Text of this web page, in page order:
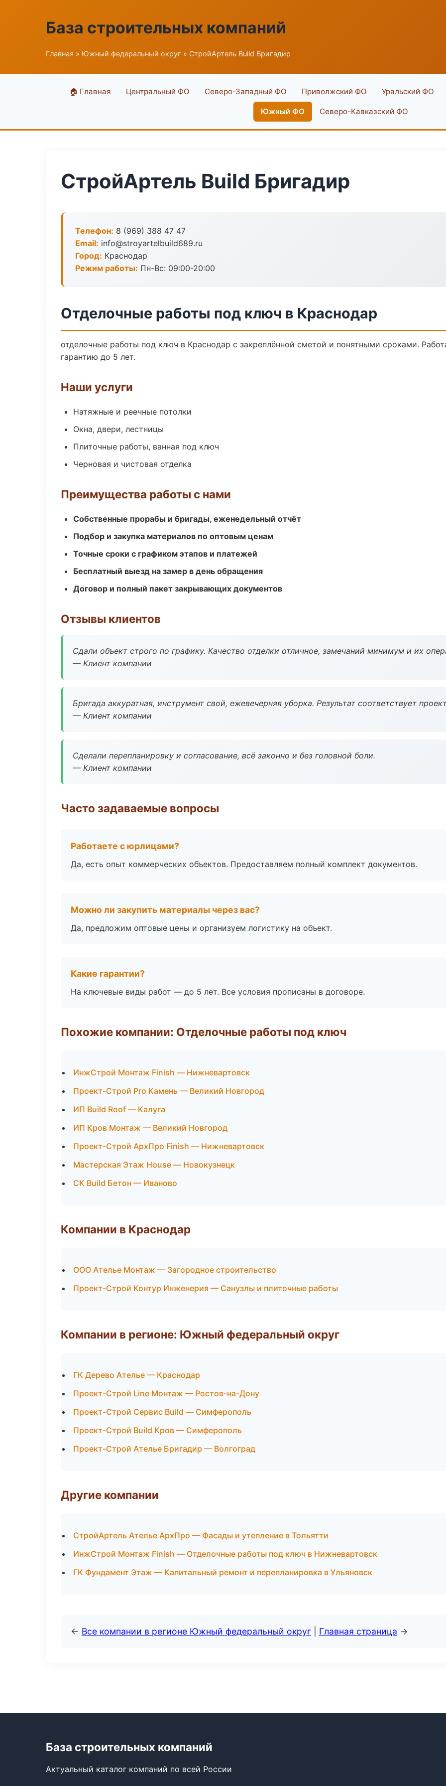
База строительных компаний
Главная » Южный федеральный округ » СтройАртель Build Бригадир
🏠 Главная Центральный ФО Северо-Западный ФО Приволжский ФО Уральский ФО
Южный ФО Северо-Кавказский ФО
СтройАртель Build Бригадир
Телефон: 8 (969) 388 47 47
Email: info@stroyartelbuild689.ru
Город: Краснодар
Режим работы: Пн-Вс: 09:00-20:00
Отделочные работы под ключ в Краснодар
отделочные работы под ключ в Краснодар с закреплённой сметой и понятными сроками.
гарантию до 5 лет.
Наши услуги
Натяжные и реечные потолки
Окна, двери, лестницы
Плиточные работы, ванная под ключ
Черновая и чистовая отделка
Преимущества работы с нами
Собственные прорабы и бригады, еженедельный отчёт
Подбор и закупка материалов по оптовым ценам
Точные сроки с графиком этапов и платежей
Бесплатный выезд на замер в день обращения
Договор и полный пакет закрывающих документов
Отзывы клиентов
Сдали объект строго по графику. Качество отделки отличное, замечаний минимум и их
— Клиент компании
Бригада аккуратная, инструмент свой, ежевечерняя уборка. Результат соответствует
— Клиент компании
Сделали перепланировку и согласование, всё законно и без головной боли.
— Клиент компании
Часто задаваемые вопросы
Работаете с юрлицами?
Да, есть опыт коммерческих объектов. Предоставляем полный комплект документов.
Можно ли закупить материалы через вас?
Да, предложим оптовые цены и организуем логистику на объект.
Какие гарантии?
На ключевые виды работ — до 5 лет. Все условия прописаны в договоре.
Похожие компании: Отделочные работы под ключ
ИнжСтрой Монтаж Finish — Нижневартовск
Проект-Строй Pro Камень — Великий Новгород
ИП Build Roof — Калуга
ИП Кров Монтаж — Великий Новгород
Проект-Строй АрхПро Finish — Нижневартовск
Мастерская Этаж House — Новокузнецк
СК Build Бетон — Иваново
Компании в Краснодар
ООО Ателье Монтаж — Загородное строительство
Проект-Строй Контур Инженерия — Санузлы и плиточные работы
Компании в регионе: Южный федеральный округ
ГК Дерево Ателье — Краснодар
Проект-Строй Line Монтаж — Ростов-на-Дону
Проект-Строй Сервис Build — Симферополь
Проект-Строй Build Кров — Симферополь
Проект-Строй Ателье Бригадир — Волгоград
Другие компании
СтройАртель Ателье АрхПро — Фасады и утепление в Тольятти
ИнжСтрой Монтаж Finish — Отделочные работы под ключ в Нижневартовск
ГК Фундамент Этаж — Капитальный ремонт и перепланировка в Ульяновск
← Все компании в регионе Южный федеральный округ Главная страница →
База строительных компаний
Актуальный каталог компаний по всей России